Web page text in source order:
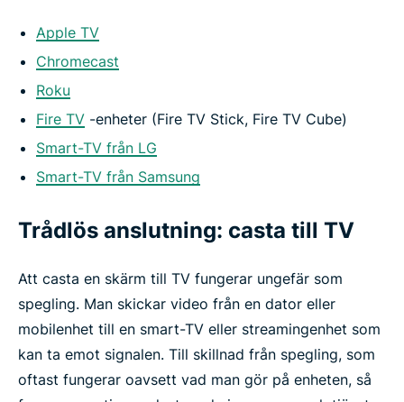
Apple TV
Chromecast
Roku
Fire TV -enheter (Fire TV Stick, Fire TV Cube)
Smart-TV från LG
Smart-TV från Samsung
Trådlös anslutning: casta till TV
Att casta en skärm till TV fungerar ungefär som
spegling. Man skickar video från en dator eller
mobilenhet till en smart-TV eller streamingenhet som
kan ta emot signalen. Till skillnad från spegling, som
oftast fungerar oavsett vad man gör på enheten, så